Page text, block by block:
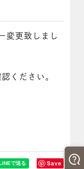
変更致しまし
ください。
Save